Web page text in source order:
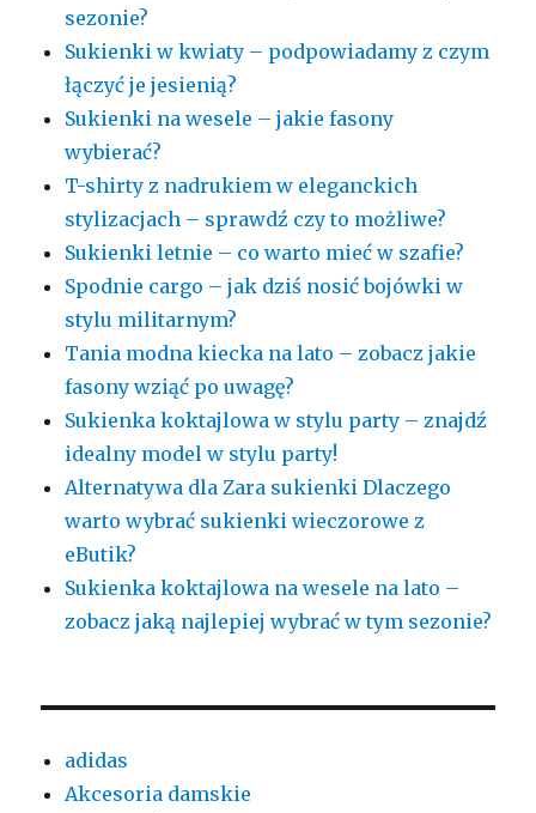
sezonie?
Sukienki w kwiaty – podpowiadamy z czym
łączyć je jesienią?
Sukienki na wesele – jakie fasony
wybierać?
T-shirty z nadrukiem w eleganckich
stylizacjach – sprawdź czy to możliwe?
Sukienki letnie – co warto mieć w szafie?
Spodnie cargo – jak dziś nosić bojówki w
stylu militarnym?
Tania modna kiecka na lato – zobacz jakie
fasony wziąć po uwagę?
Sukienka koktajlowa w stylu party – znajdź
idealny model w stylu party!
Alternatywa dla Zara sukienki Dlaczego
warto wybrać sukienki wieczorowe z
eButik?
Sukienka koktajlowa na wesele na lato –
zobacz jaką najlepiej wybrać w tym sezonie?
adidas
Akcesoria damskie